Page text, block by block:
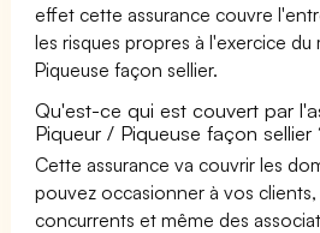
effet cette assurance couvre
les risques propres à l'exercice
Piqueuse façon sellier.
Qu'est-ce qui est couvert par
Piqueur / Piqueuse façon sellier
Cette assurance va couvrir les
pouvez occasionner à vos clients,
concurrents et même des